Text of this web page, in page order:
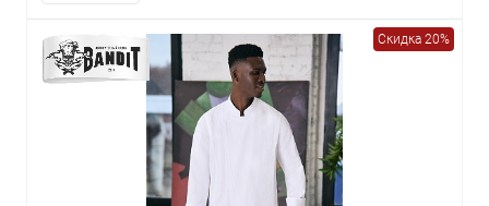
Скидка 20%